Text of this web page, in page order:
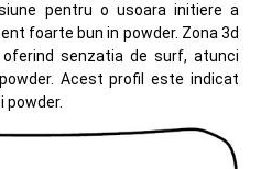
pentru o usoara initiere a
foarte bun in powder. Zona 3d
senzatia de surf, atunci
Acest profil este indicat
powder.